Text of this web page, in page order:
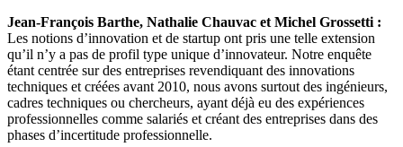
Jean-François Barthe, Nathalie Chauvac et Michel Grossetti :
Les notions d’innovation et de startup ont pris une telle extension
qu’il n’y a pas de profil type unique d’innovateur. Notre enquête
étant centrée sur des entreprises revendiquant des innovations
techniques et créées avant 2010, nous avons surtout des ingénieurs,
cadres techniques ou chercheurs, ayant déjà eu des expériences
professionnelles comme salariés et créant des entreprises dans des
phases d’incertitude professionnelle.